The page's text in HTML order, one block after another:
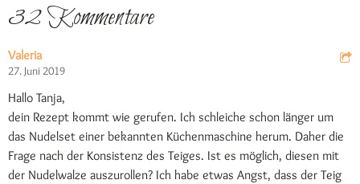
32 Kommentare
Valeria
27. Juni 2019
Hallo Tanja,
dein Rezept kommt wie gerufen. Ich schleiche schon länger um
das Nudelset einer bekannten Küchenmaschine herum. Daher die
Frage nach der Konsistenz des Teiges. Ist es möglich, diesen mit
der Nudelwalze auszurollen? Ich habe etwas Angst, dass der Teig